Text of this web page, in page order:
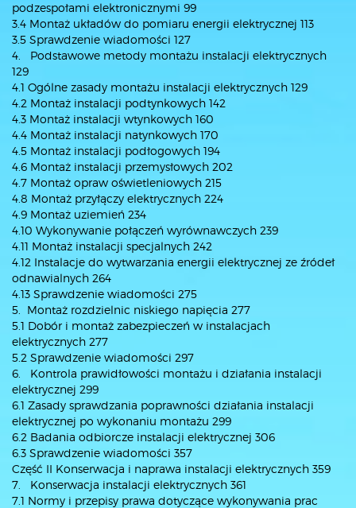
podzespołami elektronicznymi 99
3.4 Montaż układów do pomiaru energii elektrycznej 113
3.5 Sprawdzenie wiadomości 127
4. Podstawowe metody montażu instalacji elektrycznych
129
4.1 Ogólne zasady montażu instalacji elektrycznych 129
4.2 Montaż instalacji podtynkowych 142
4.3 Montaż instalacji wtynkowych 160
4.4 Montaż instalacji natynkowych 170
4.5 Montaż instalacji podłogowych 194
4.6 Montaż instalacji przemysłowych 202
4.7 Montaż opraw oświetleniowych 215
4.8 Montaż przyłączy elektrycznych 224
4.9 Montaż uziemień 234
4.10 Wykonywanie połączeń wyrównawczych 239
4.11 Montaż instalacji specjalnych 242
4.12 Instalacje do wytwarzania energii elektrycznej ze źródeł
odnawialnych 264
4.13 Sprawdzenie wiadomości 275
5. Montaż rozdzielnic niskiego napięcia 277
5.1 Dobór i montaż zabezpieczeń w instalacjach
elektrycznych 277
5.2 Sprawdzenie wiadomości 297
6. Kontrola prawidłowości montażu i działania instalacji
elektrycznej 299
6.1 Zasady sprawdzania poprawności działania instalacji
elektrycznej po wykonaniu montażu 299
6.2 Badania odbiorcze instalacji elektrycznej 306
6.3 Sprawdzenie wiadomości 357
Część II Konserwacja i naprawa instalacji elektrycznych 359
7. Konserwacja instalacji elektrycznych 361
7.1 Normy i przepisy prawa dotyczące wykonywania prac